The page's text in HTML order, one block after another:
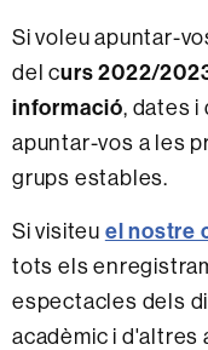
Si voleu apuntar-
del curs 2022/
informació, dates i
apuntar-vos a les
grups estables.
Si visiteu el nostre
tots els
espectacles dels
acadèmic i d'altres